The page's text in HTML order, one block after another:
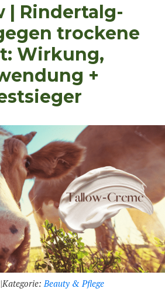
| Rindertalg-
trockene
Wirkung,
+
|Kategorie:Beauty & Pflege